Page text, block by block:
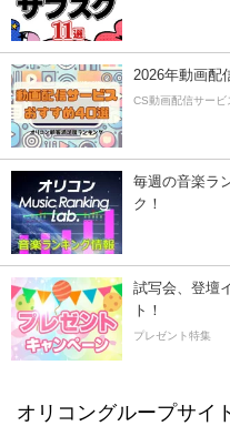
2026年動画配
CS動画配信サービ
毎週の音楽ラ
ク！
試写会、登壇
ト！
プレゼント特集
オリコングループサイ